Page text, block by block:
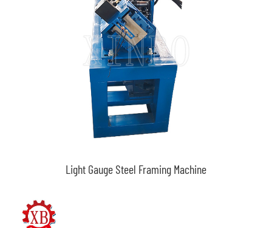
Light Gauge Steel Framing Machine